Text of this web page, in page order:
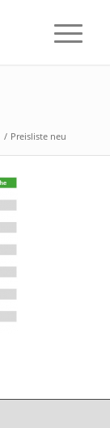
/ Preisliste neu